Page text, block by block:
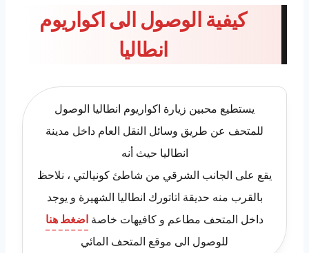
كيفية الوصول الى اكواريوم
انطاليا
يستطيع محبين زيارة اكواريوم انطاليا الوصول
للمتحف عن طريق وسائل النقل العام داخل مدينة
انطاليا حيث أنه
يقع على الجانب الشرقي من شاطئ كونيالتي ، نلاحظ
بالقرب منه حديقة اتاتورك انطاليا الشهيرة و يوجد
داخل المتحف مطاعم و كافيهات خاصةاضغط هنا
للوصول الى موقع المتحف المائي